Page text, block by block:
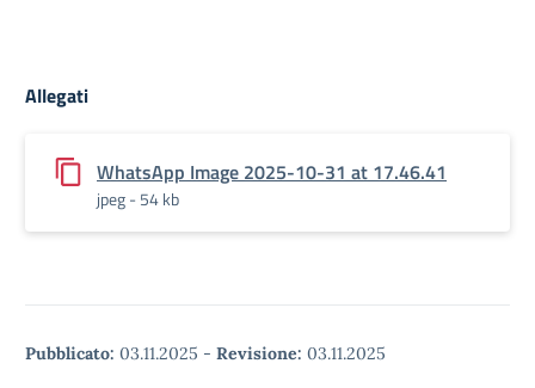
Allegati
WhatsApp Image 2025-10-31 at 17.46.41
jpeg - 54 kb
Pubblicato: 03.11.2025 - Revisione: 03.11.2025